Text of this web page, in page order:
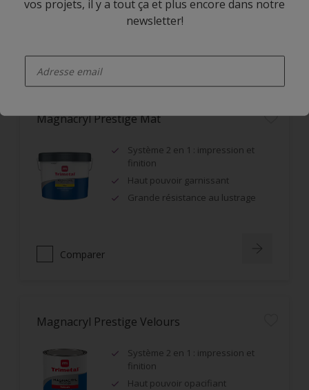
Magnacryl Prestige Mat
Système 2 en 1 : impression et
finition
Haut pouvoir garnissant
Grande résistance au lustrage
Comparer
Magnacryl Prestige Velours
Système 2 en 1 : impression et
finition
Haut pouvoir opacifiant
vos projets, il y a tout ça et plus encore dans notre
newsletter!